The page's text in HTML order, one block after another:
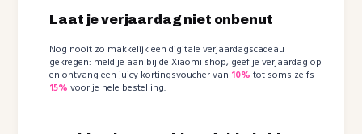
Laat je verjaardag niet onbenut
Nog nooit zo makkelijk een digitale verjaardagscadeau
gekregen: meld je aan bij de Xiaomi shop, geef je verjaardag op
en ontvang een juicy kortingsvoucher van 10% tot soms zelfs
15% voor je hele bestelling.